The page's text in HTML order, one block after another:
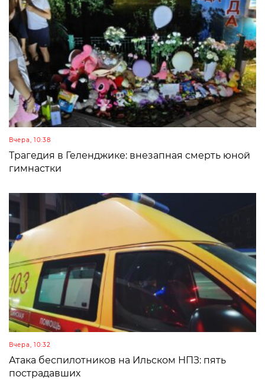
Вчера, 10:38
Трагедия в Геленджике: внезапная смерть юной
гимнастки
Вчера, 10:32
Атака беспилотников на Ильском НПЗ: пять
пострадавших